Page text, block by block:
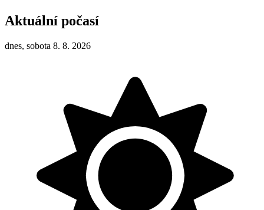
Aktuální počasí
dnes, sobota 8. 8. 2026